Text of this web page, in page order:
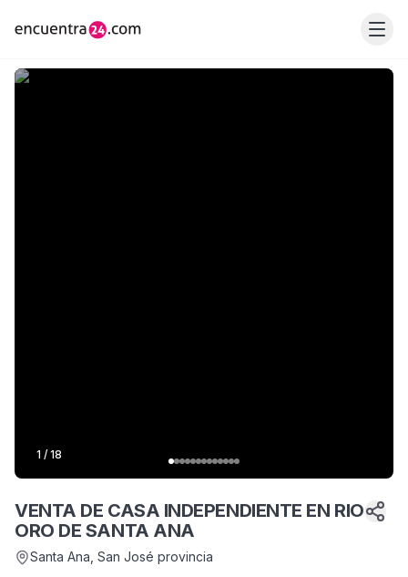
1 / 18
VENTA DE CASA INDEPENDIENTE EN RIO
ORO DE SANTA ANA
Santa Ana , San José provincia